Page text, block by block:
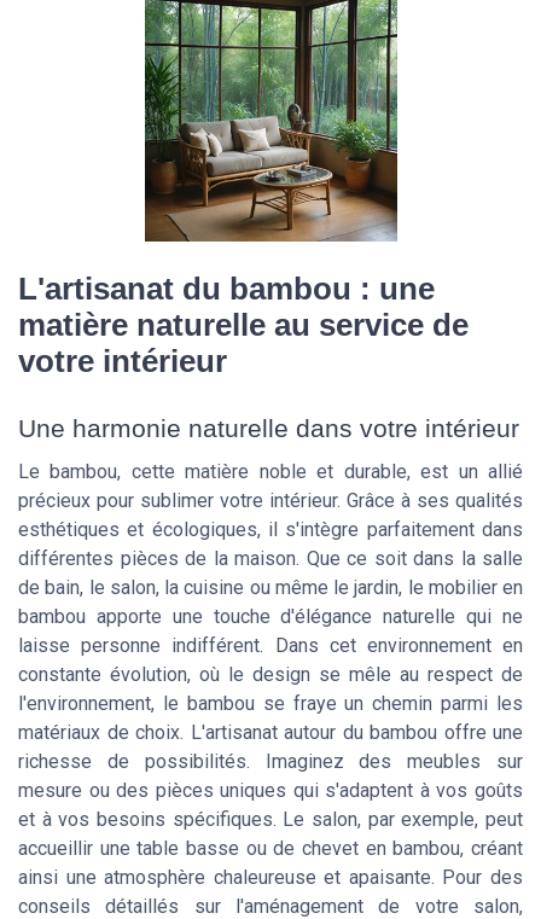
L'artisanat du bambou : une
matière naturelle au service de
votre intérieur
Une harmonie naturelle dans votre intérieur
Le bambou, cette matière noble et durable, est un allié
précieux pour sublimer votre intérieur. Grâce à ses qualités
esthétiques et écologiques, il s'intègre parfaitement dans
différentes pièces de la maison. Que ce soit dans la salle
de bain, le salon, la cuisine ou même le jardin, le mobilier en
bambou apporte une touche d'élégance naturelle qui ne
laisse personne indifférent. Dans cet environnement en
constante évolution, où le design se mêle au respect de
l'environnement, le bambou se fraye un chemin parmi les
matériaux de choix. L'artisanat autour du bambou offre une
richesse de possibilités. Imaginez des meubles sur
mesure ou des pièces uniques qui s'adaptent à vos goûts
et à vos besoins spécifiques. Le salon, par exemple, peut
accueillir une table basse ou de chevet en bambou, créant
ainsi une atmosphère chaleureuse et apaisante. Pour des
conseils détaillés sur l'aménagement de votre salon,